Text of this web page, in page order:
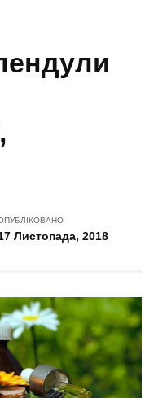
Листопада, 2018